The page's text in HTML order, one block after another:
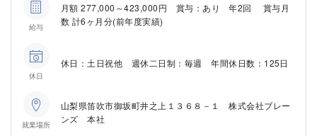
給与
月額 277,000～423,000円 賞与：あり 年2回 賞与月
数 計6ヶ月分(前年度実績)
休日
休日：土日祝他 週休二日制：毎週 年間休日数：125日
就業場所
山梨県笛吹市御坂町井之上１３６８－１ 株式会社ブレー
ンズ 本社